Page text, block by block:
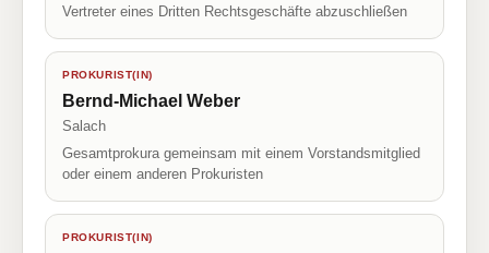
Vertreter eines Dritten Rechtsgeschäfte abzuschließen
PROKURIST(IN)
Bernd-Michael Weber
Salach
Gesamtprokura gemeinsam mit einem Vorstandsmitglied
oder einem anderen Prokuristen
PROKURIST(IN)